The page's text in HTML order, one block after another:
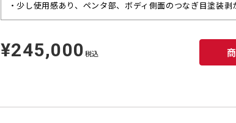
・少し使用感あり、ペンタ部、ボディ側面のつなぎ目塗装
定
価
¥245,000 税込